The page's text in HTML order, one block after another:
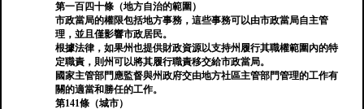
第一百四十條（地方自治的範圍）
市政當局的權限包括地方事務，這些事務可以由市政當局自主管
理，並且僅影響市政居民。
根據法律，如果州也提供財政資源以支持州履行其職權範圍內的特
定職責，則州可以將其履行職責移交給市政當局。
國家主管部門應監督與州政府交由地方社區主管部門管理的工作有
關的適當和勝任的工作。
第141條（城市）